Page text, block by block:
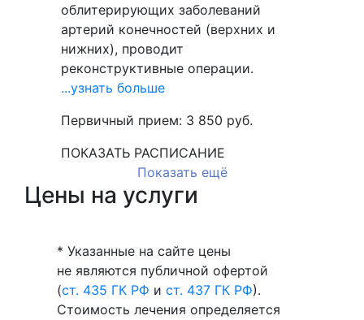
облитерирующих заболеваний
артерий конечностей (верхних и
нижних), проводит
реконструктивные операции.
...узнать больше
Первичный прием: 3 850 руб.
ПОКАЗАТЬ РАСПИСАНИЕ
Показать ещё
Цены на услуги
* Указанные на сайте цены
не являются публичной офертой
(ст. 435 ГК РФ и ст. 437 ГК РФ).
Стоимость лечения определяется